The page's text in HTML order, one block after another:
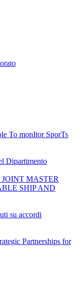
To monItor SporTs
Dipartimento
MASTER
SHIP AND
su accordi
Partnerships for